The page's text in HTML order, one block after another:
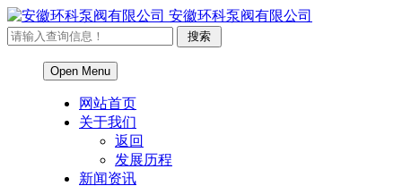
安徽环科泵阀有限公司
Open Menu
网站首页
关于我们
返回
发展历程
新闻资讯